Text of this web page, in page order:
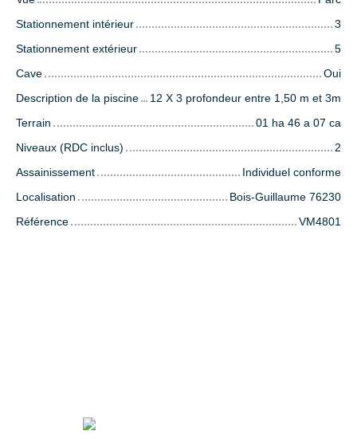
Stationnement intérieur
3
Stationnement extérieur
5
Cave
Oui
Description de la piscine
12 X 3 profondeur entre 1,50 m et 3m
Terrain
01 ha 46 a 07 ca
Niveaux (RDC inclus)
2
Assainissement
Individuel conforme
Localisation
Bois-Guillaume 76230
Référence
VM4801